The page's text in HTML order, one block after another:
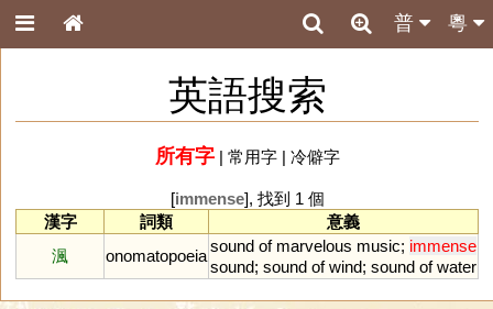
粵
普
英語搜索
所有字| 常用字| 冷僻字
[immense], 找到 1 個
漢字
詞類
意義
渢
onomatopoeia
sound of marvelous music; immense
sound; sound of wind; sound of water